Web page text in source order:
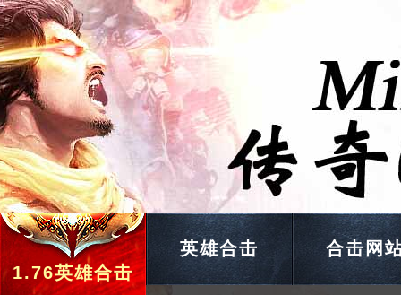
1.76英雄合击
英雄合击 合击网